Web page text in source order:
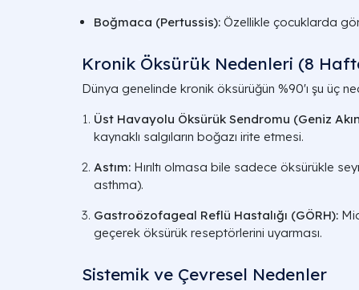
Boğmaca (Pertussis): Özellikle çocuklarda
Kronik Öksürük Nedenleri (8
Dünya genelinde kronik öksürüğün %90'ı şu üç
Üst Havayolu Öksürük Sendromu (Geniz
kaynaklı salgıların boğazı irite etmesi.
Astım: Hırıltı olmasa bile sadece öksürükle
asthma).
Gastroözofageal Reflü Hastalığı (GÖRH):
geçerek öksürük reseptörlerini uyarması.
Sistemik ve Çevresel Nedenler